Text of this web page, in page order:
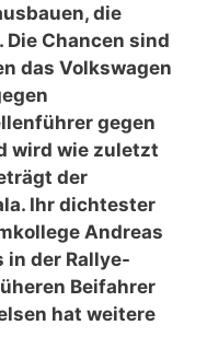
die
Chancen sind
das Volkswagen
gegen
wird wie zuletzt
der
Ihr dichtester
Andreas
in der Rallye-
Beifahrer
hat weitere